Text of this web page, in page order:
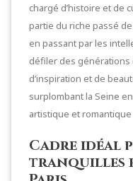
chargé d’histoire et de
partie du riche passé
en passant par les
défiler des
d’inspiration et de
surplombant la Seine
artistique et romantique
Cadre idéal
tranquilles